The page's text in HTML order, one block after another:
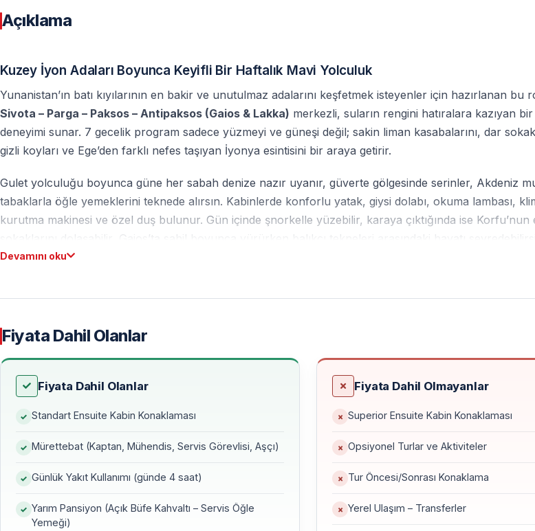
Açıklama
Kuzey İyon Adaları Boyunca Keyifli Bir Haftalık Mavi Yolculuk
Yunanistan’ın batı kıyılarının en bakir ve unutulmaz adalarını keşfetmek isteyenler için hazırlanan bu
Sivota – Parga – Paksos – Antipaksos (Gaios & Lakka) merkezli, suların rengini hatıralara kazıyan
deneyimi sunar. 7 gecelik program sadece yüzmeyi ve güneşi değil; sakin liman kasabalarını, dar
gizli koyları ve Ege’den farklı nefes taşıyan İyonya esintisini bir araya getirir.
Gulet yolculuğu boyunca güne her sabah denize nazır uyanır, güverte gölgesinde serinler, Akdeniz
tabaklarla öğle yemeklerini teknede alırsın. Kabinlerde konforlu yatak, giysi dolabı, okuma lambası,
kurutma makinesi ve özel duş bulunur. Gün içinde şnorkelle yüzebilir, karaya çıktığında ise Korfu’nun
sokaklarını dolaşabilir, Gaios’ta sahil boyunca yürürken balıkçı tekneleri arasındaki hayatı
kalabalıktan uzak doğru bir yelken deneyimi sağlar.
Sezonlara göre fiyat değişiklik gösterebildiğinden erken rezervasyon avantaj sağlar. 40% depozito
sabitlenir, fiyat artışlarından etkilenmez. Rota hava koşullarına bağlı değişebilir ancak program her
ve keyifli güzergâha göre optimize edilir. Kısacası bu yolculuk, adım attığın her limanda başka bir
dönüşür.
Devamını oku
Fiyata Dahil Olanlar
Fiyata Dahil Olanlar
Standart Ensuite Kabin Konaklaması
Mürettebat (Kaptan, Mühendis, Servis Görevlisi, Aşçı)
Günlük Yakıt Kullanımı (günde 4 saat)
Yarım Pansiyon (Açık Büfe Kahvaltı – Servis Öğle
Yemeği)
Fiyata Dahil Olmayanlar
Superior Ensuite Kabin Konaklaması
Opsiyonel Turlar ve Aktiviteler
Tur Öncesi/Sonrası Konaklama
Yerel Ulaşım – Transferler